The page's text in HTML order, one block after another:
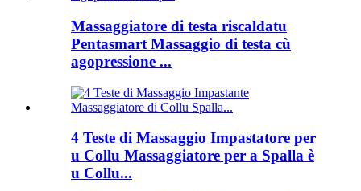
Massaggiatore di testa riscaldatu
Pentasmart Massaggio di testa cù
agopressione ...
4 Teste di Massaggio Impastatore per
u Collu Massaggiatore per a Spalla è
u Collu...